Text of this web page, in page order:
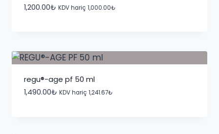
1,200.00₺ KDV hariç 1,000.00₺
regu®-age pf 50 ml
1,490.00₺ KDV hariç 1,241.67₺